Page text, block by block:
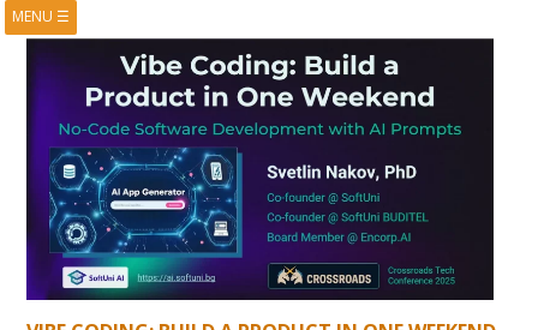
MENU ☰
BOOKS
COURSES
VIDEOS
PRESENTATIONS
RESEARCH
CONTACTS
RSS FEED